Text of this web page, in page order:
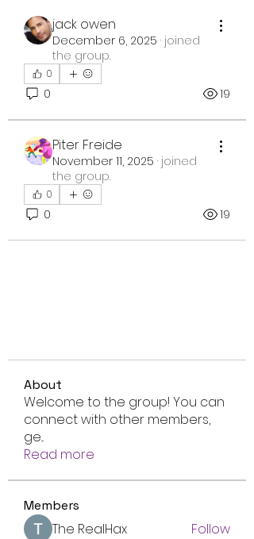
jack owen
December 6, 2025 · joined
the group.
0
0 19
Piter Freide
November 11, 2025 · joined
the group.
0
0 19
About
Welcome to the group! You can
connect with other members,
ge...
Read more
Members
The RealHax
Follow